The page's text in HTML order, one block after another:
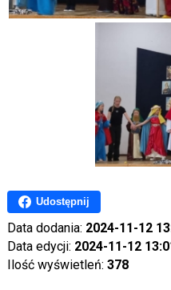
Udostępnij
Data dodania: 2024-11-12
Data edycji: 2024-11-12
Ilość wyświetleń: 378